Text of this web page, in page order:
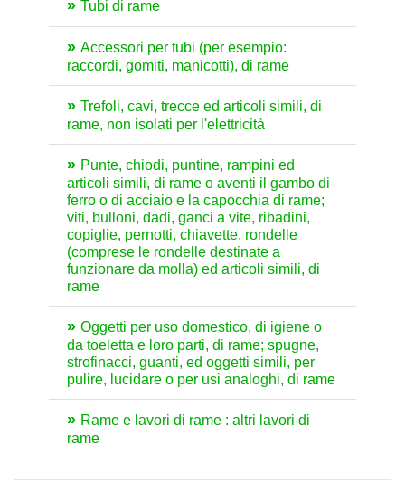
Tubi di rame
Accessori per tubi (per esempio:
raccordi, gomiti, manicotti), di rame
Trefoli, cavi, trecce ed articoli simili, di
rame, non isolati per l'elettricità
Punte, chiodi, puntine, rampini ed
articoli simili, di rame o aventi il gambo di
ferro o di acciaio e la capocchia di rame;
viti, bulloni, dadi, ganci a vite, ribadini,
copiglie, pernotti, chiavette, rondelle
(comprese le rondelle destinate a
funzionare da molla) ed articoli simili, di
rame
Oggetti per uso domestico, di igiene o
da toeletta e loro parti, di rame; spugne,
strofinacci, guanti, ed oggetti simili, per
pulire, lucidare o per usi analoghi, di rame
Rame e lavori di rame : altri lavori di
rame